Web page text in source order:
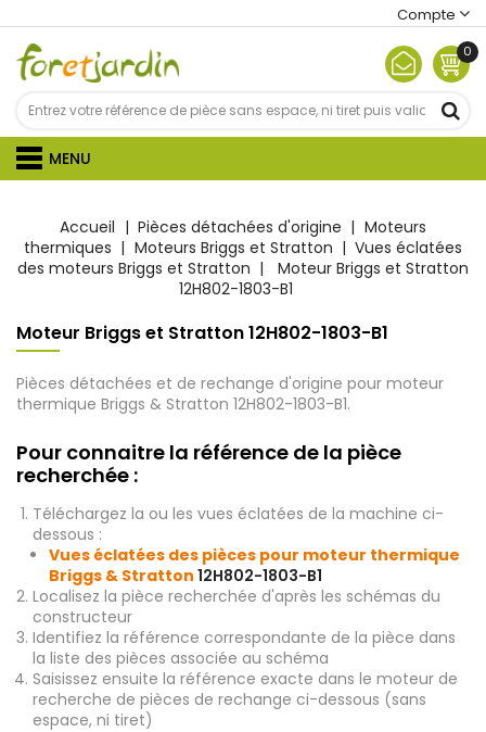
Compte
0
MENU
Accueil Pièces détachées d'origine
Moteurs
thermiques
Moteurs Briggs et Stratton
Vues éclatées
des moteurs Briggs et Stratton
Moteur Briggs et Stratton
12H802-1803-B1
Moteur Briggs et Stratton 12H802-1803-B1
Pièces détachées et de rechange d'origine pour moteur
thermique Briggs & Stratton 12H802-1803-B1.
Pour connaitre la référence de la pièce
recherchée :
Téléchargez la ou les vues éclatées de la machine ci-
dessous :
Vues éclatées des pièces pour moteur thermique
Briggs & Stratton 12H802-1803-B1
Localisez la pièce recherchée d'après les schémas du
constructeur
Identifiez la référence correspondante de la pièce dans
la liste des pièces associée au schéma
Saisissez ensuite la référence exacte dans le moteur de
recherche de pièces de rechange ci-dessous (sans
espace, ni tiret)